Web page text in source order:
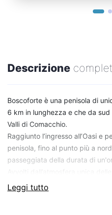
Descrizione
Boscoforte è una penisola di
6 km in lunghezza e che da
Valli di Comacchio.
Raggiunto l’ingresso all’Oasi e
penisola, fino al punto più a
passeggiata della durata di
scopriremo insieme ad una
Leggi tutto